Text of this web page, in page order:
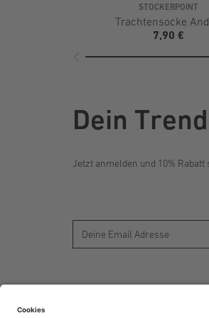
STOCKERPOINT
Trachtensocke
7,90 €
Dein
Jetzt anmelden und 10% Rabatt